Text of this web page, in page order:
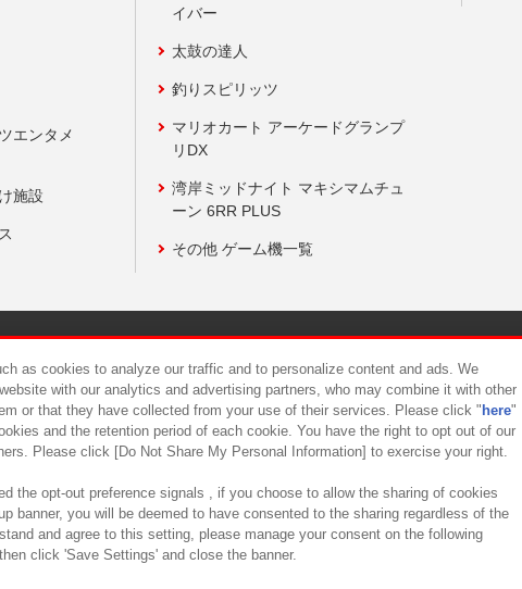
エンタメ
施設
イバー
太鼓の達人
釣りスピリッツ
マリオカート アーケードグランプ
リDX
湾岸ミッドナイト マキシマムチュ
ーン 6RR PLUS
その他 ゲーム機一覧
食品のご提供について カスタマーハラスメント対応方針
as cookies to analyze our traffic and to personalize content and ads. We
with our analytics and advertising partners, who may combine it with other
or that they have collected from your use of their services. Please click " here"
and the retention period of each cookie. You have the right to opt out of our
Please click [Do Not Share My Personal Information] to exercise your right.
the opt-out preference signals , if you choose to allow the sharing of cookies
banner, you will be deemed to have consented to the sharing regardless of the
and agree to this setting, please manage your consent on the following
click 'Save Settings' and close the banner.